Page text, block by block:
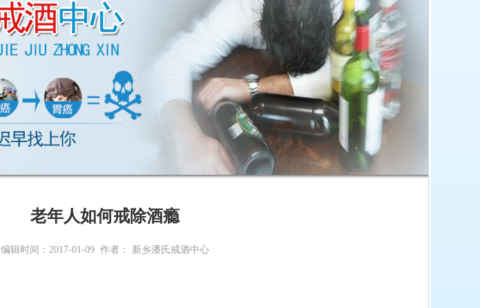
老年人如何戒除酒瘾
编辑时间：2017-01-09 作者： 新乡潘氏戒酒中心